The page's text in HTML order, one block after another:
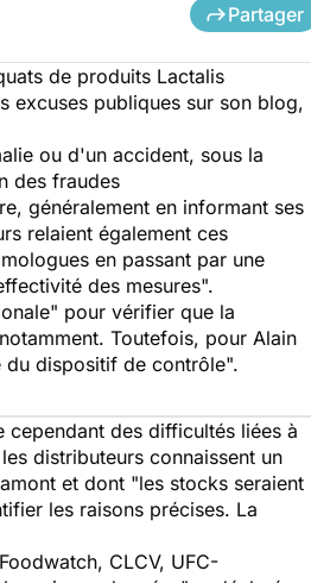
Partager
de produits Lactalis
excuses publiques sur son blog,
ou d'un accident, sous la
des fraudes
généralement en informant ses
relaient également ces
en passant par une
des mesures".
pour vérifier que la
Toutefois, pour Alain
du dispositif de contrôle".
des difficultés liées à
distributeurs connaissent un
et dont "les stocks seraient
les raisons précises. La
CLCV, UFC-